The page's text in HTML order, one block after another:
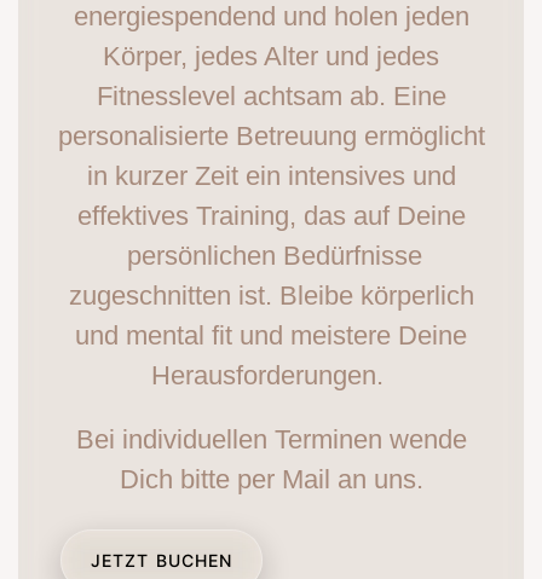
energiespendend und holen jeden
Körper, jedes Alter und jedes
Fitnesslevel achtsam ab. Eine
personalisierte Betreuung ermöglicht
in kurzer Zeit ein intensives und
effektives Training, das auf Deine
persönlichen Bedürfnisse
zugeschnitten ist. Bleibe körperlich
und mental fit und meistere Deine
Herausforderungen.
Bei individuellen Terminen wende
Dich bitte per Mail an uns.
JETZT BUCHEN